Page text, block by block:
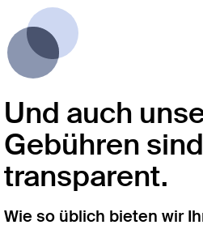
Und auch
Gebühren sind
transparent.
Wie so üblich bieten wir